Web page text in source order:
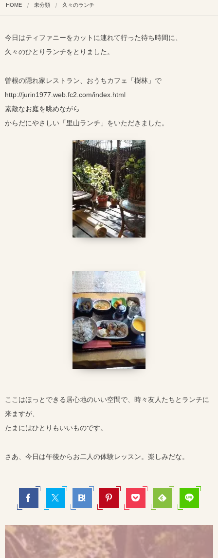
HOME 未分類 久々のランチ
今日はティファニーをカットに連れて行った待ち時間に、
久々のひとりランチをとりました。
曽根の隠れ家レストラン、おうちカフェ「樹林」で
http://jurin1977.web.fc2.com/index.html
素敵なお庭を眺めながら
からだにやさしい「里山ランチ」をいただきました。
ここはほっとできる居心地のいい空間で、時々友人たちとランチに
来ますが、
たまにはひとりもいいものです。
さあ、今日は午後からお二人の体験レッスン。楽しみだな。